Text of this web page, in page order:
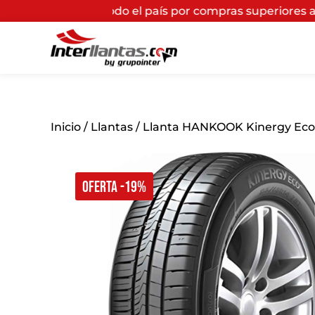
el país por compras superiores a $200.000*(Aplican
OFERTA -19%
Inicio / Llantas / Llanta HANKOOK Kinergy Eco